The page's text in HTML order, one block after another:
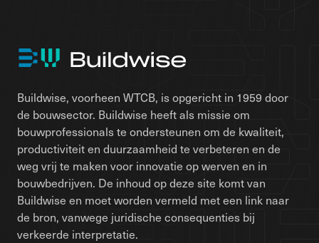
Buildwise, voorheen WTCB, is opgericht in 1959 door
de bouwsector. Buildwise heeft als missie om
bouwprofessionals te ondersteunen om de kwaliteit,
productiviteit en duurzaamheid te verbeteren en de
weg vrij te maken voor innovatie op werven en in
bouwbedrijven. De inhoud op deze site komt van
Buildwise en moet worden vermeld met een link naar
de bron, vanwege juridische consequenties bij
verkeerde interpretatie.